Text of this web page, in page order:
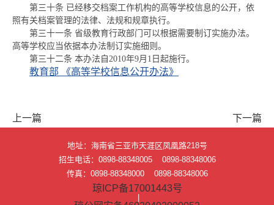
第三十条 已经移交档案工作机构的高等学校信息的公开，依
照有关档案管理的法律、法规和规章执行。
第三十一条 省级教育行政部门可以根据需要制订实施办法。
高等学校应当依据本办法制订实施细则。
第三十二条 本办法自2010年9月1日起施行。
教育部 《高等学校信息公开办法》
上一篇 下一篇
地址：海南省三亚市天涯区凤凰路218号
招生电话：0898-88348005 0898-88348006
传真：0898-88348000 0898-88348006
琼ICP备17001443号